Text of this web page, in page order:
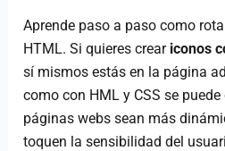
Aprende paso a paso como
HTML. Si quieres crear iconos
sí mismos estás en la página
como con HML y CSS se
páginas webs sean más
toquen la sensibilidad del